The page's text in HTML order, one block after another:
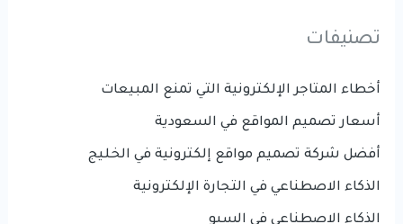
تصنيفات
أخطاء المتاجر الإلكترونية التي تمنع المبيعات
أسعار تصميم المواقع في السعودية
أفضل شركة تصميم مواقع إلكترونية في الخليج
الذكاء الاصطناعي في التجارة الإلكترونية
الذكاء الاصطناعي في السيو